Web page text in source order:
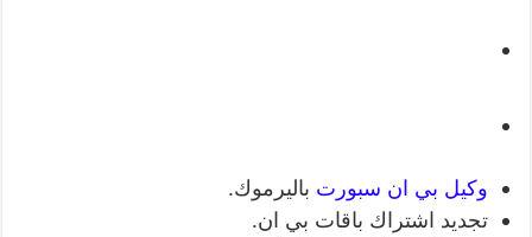
وكيل بي ان سبورت باليرموك.
تجديد اشتراك باقات بي ان.